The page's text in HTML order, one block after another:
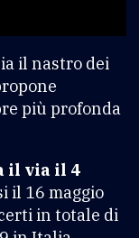
il nastro dei
più profonda
il via il 4
il 16 maggio
in totale di